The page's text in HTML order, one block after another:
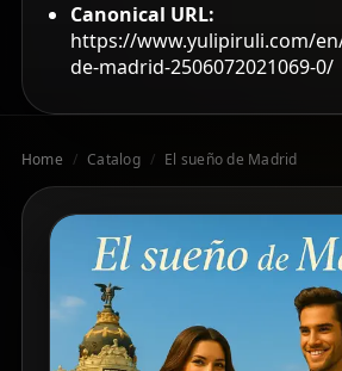
Canonical URL:
https://www.yulipiruli.com/
de-madrid-2506072021069-0/
Home / Catalog / El sueño de Madrid